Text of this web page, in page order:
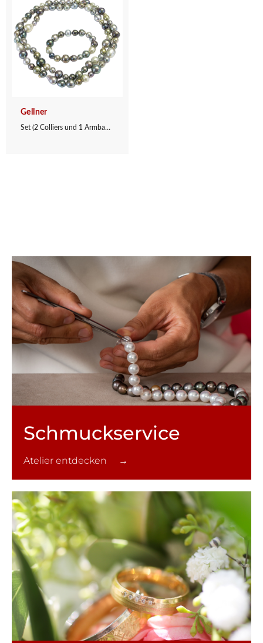
Gellner
Set (2 Colliers und 1 Armband)
Schmuck­service
Atelier entdecken →